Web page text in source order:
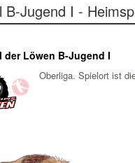
B-Jugend I -
der Löwen B-Jugend I
Oberliga. Spielort ist